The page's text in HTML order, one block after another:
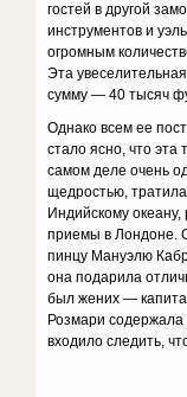
гостей в другой
инструментов и
огромным
Эта
сумму — 40 тысяч
Однако всем ее
стало ясно, что
самом деле очень
щедростью,
Индийскому
приемы в Лондоне.
пинцу Мануэлю
она подарила
был жених —
Розмари
входило следить,